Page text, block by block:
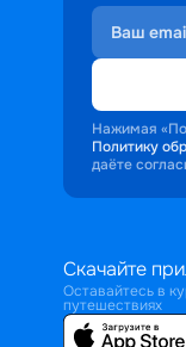
Нажимая
Политику
даёте
Скачайте
Оставайтесь в
путешествиях